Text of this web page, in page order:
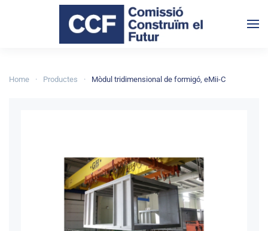
Skip to main content
Home Productes Mòdul tridimensional de formigó, eMii-C